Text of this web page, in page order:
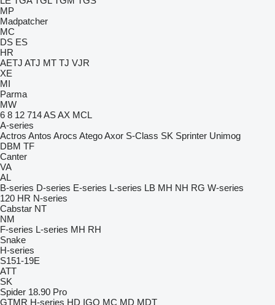
MP
Madpatcher
MC
DS ES
HR
AETJ ATJ MT TJ VJR
XE
MI
Parma
MW
6 8 12 714ASAX MCL
A-series
Actros Antos Arocs AtegoAxor S-Class SK Sprinter Unimog
DBM TF
Canter
VA
AL
B-series D-series E-series L-series LB MH NH RG W-series
120 HR N-series
Cabstar NT
NM
F-series L-series MH RH
Snake
H-series
S151-19E
ATT
SK
Spider 18.90 Pro
GTMR H-series HD IGO MC MD MDT